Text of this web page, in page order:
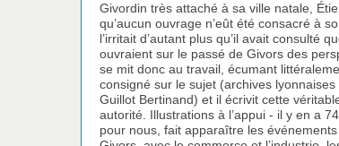
Givordin très attaché à sa ville natale,
qu’aucun ouvrage n’eût été consacré à
l’irritait d’autant plus qu’il avait consulté
ouvraient sur le passé de Givors des
se mit donc au travail, écumant
consigné sur le sujet (archives
Guillot Bertinand) et il écrivit cette
autorité. Illustrations à l’appui - il y en a
pour nous, fait apparaître les